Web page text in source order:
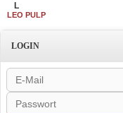
L
LEO PULP
LOGIN